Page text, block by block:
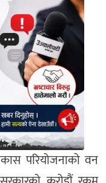
परियोजनाको वन